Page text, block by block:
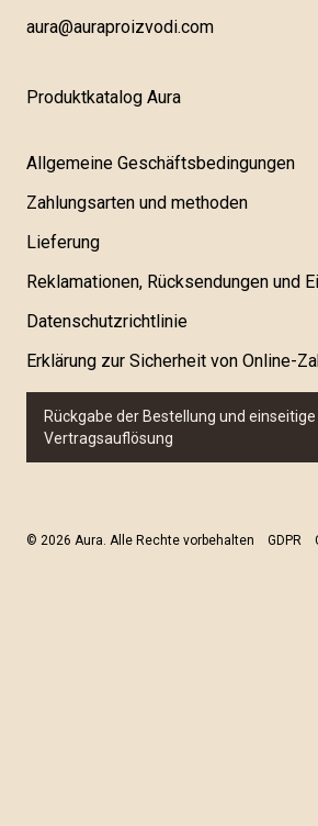
aura@auraproizvodi.com
Produktkatalog Aura
Allgemeine Geschäftsbedingungen
Zahlungsarten und methoden
Lieferung
Reklamationen, Rücksendungen und
Datenschutzrichtlinie
Erklärung zur Sicherheit von Online-
Rückgabe der Bestellung und einseitige
Vertragsauflösung
© 2026 Aura. Alle Rechte vorbehalten GDPR